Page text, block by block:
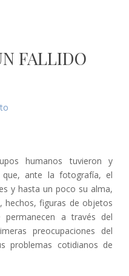
FALLIDO
humanos tuvieron y
que, ante la fotografía, el
y hasta un poco su alma,
hechos, figuras de objetos
a través del
preocupaciones del
problemas cotidianos de